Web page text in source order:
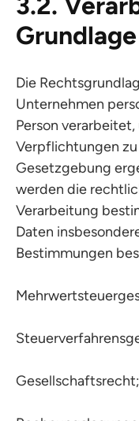
Die
Unternehmen
Person
Verpflichtungen
Gesetzgebung
werden die
Verarbeitung
Daten
Bestimmungen
Gesellschaftsrecht;